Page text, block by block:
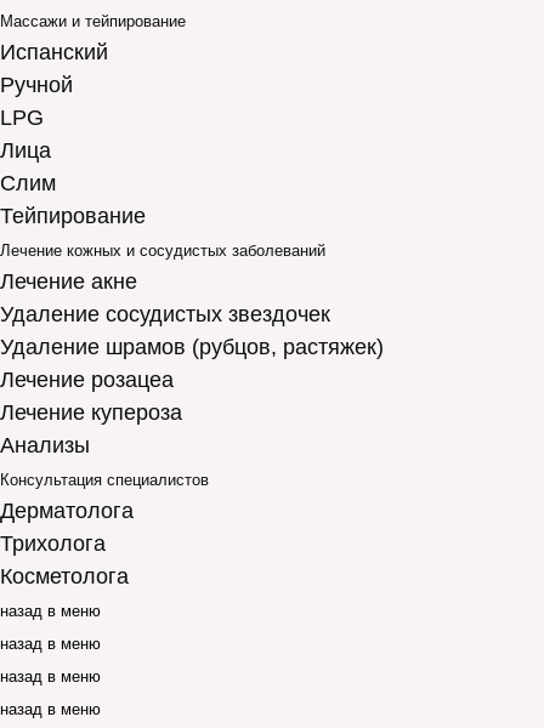
Массажи и тейпирование
Испанский
Ручной
LPG
Лица
Слим
Тейпирование
Лечение кожных и сосудистых заболеваний
Лечение акне
Удаление сосудистых звездочек
Удаление шрамов (рубцов, растяжек)
Лечение розацеа
Лечение купероза
Анализы
Консультация специалистов
Дерматолога
Трихолога
Косметолога
назад в меню
назад в меню
назад в меню
назад в меню